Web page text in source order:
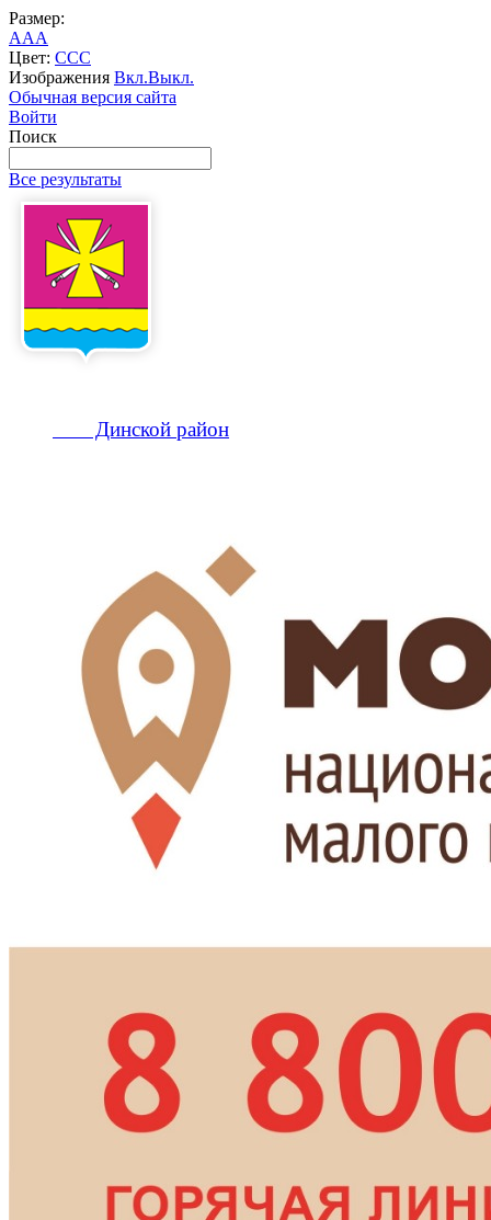
Размер:
AAA
Цвет: CCC
Изображения Вкл.Выкл.
Обычная версия сайта
Войти
Поиск
Все результаты
Динской район